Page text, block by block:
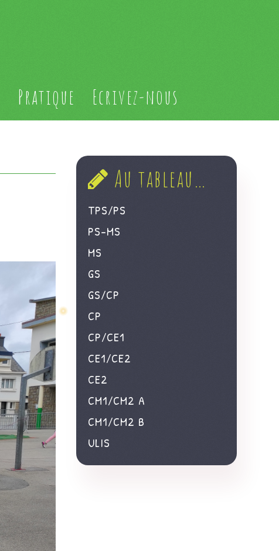
Pratique Ecrivez-nous
Au tableau…
TPS/PS
PS-MS
MS
GS
GS/CP
CP
CP/CE1
CE1/CE2
CE2
CM1/CM2 A
CM1/CM2 B
ULIS